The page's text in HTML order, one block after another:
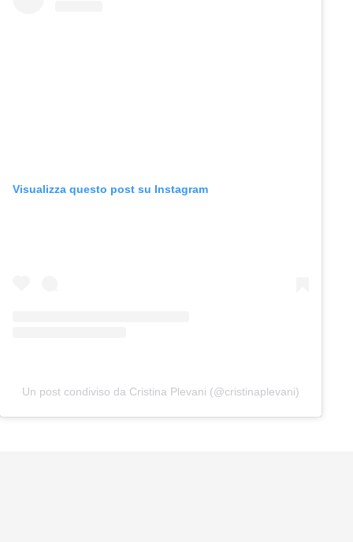
Visualizza questo post su Instagram
Un post condiviso da Cristina Plevani (@cristinaplevani)